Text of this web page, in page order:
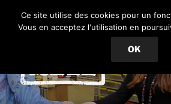
Ce site utilise des cookies pour un
Vous en acceptez l'utilisation en
OK